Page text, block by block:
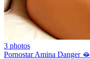
3 photos
Pornostar Amina Danger 🫦